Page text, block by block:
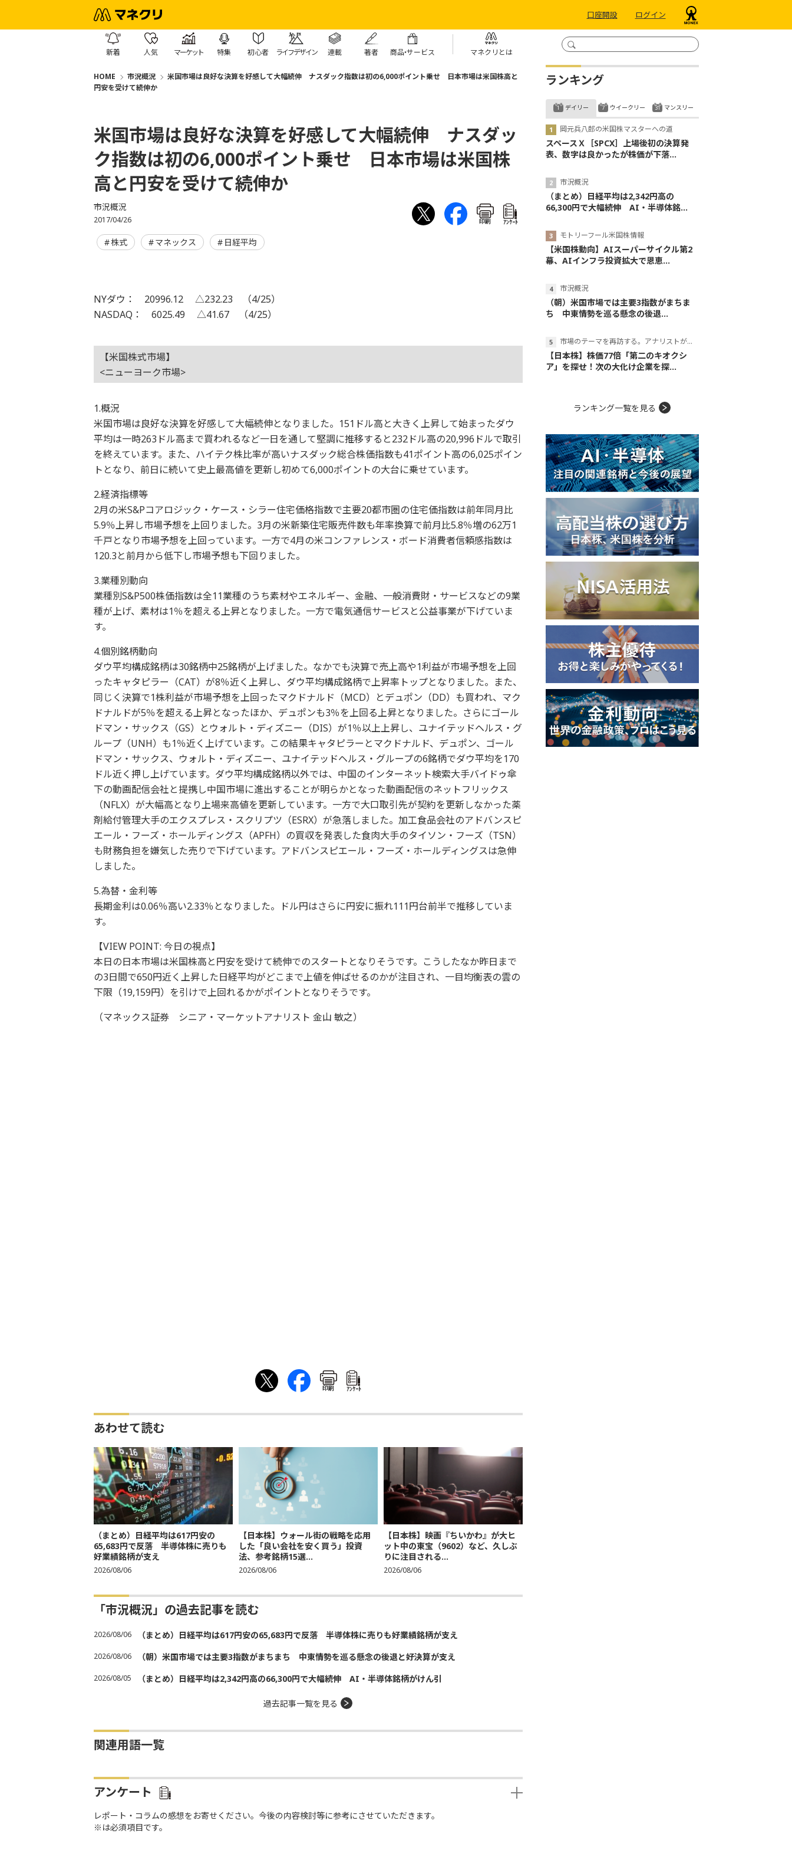
口座開設 ログイン
新着 人気 マーケット 特集 初心者 ライフデザイン 連載 著者 商品・サービス マネクリとは
HOME 市況概況
米国市場は良好な決算を好感して大幅続伸 ナスダック指数は初の6,000ポイント乗せ 日本市場は米国株高と
円安を受けて続伸か
米国市場は良好な決算を好感して大幅続伸 ナスダッ
ク指数は初の6,000ポイント乗せ 日本市場は米国株
高と円安を受けて続伸か
市況概況
2017/04/26 印刷 ｱﾝｹｰﾄ
株式 マネックス 日経平均
NYダウ： 20996.12 △232.23 （4/25）
NASDAQ： 6025.49 △41.67 （4/25）
【米国株式市場】
<ニューヨーク市場>
1.概況
米国市場は良好な決算を好感して大幅続伸となりました。151ドル高と大きく上昇して始まったダウ
平均は一時263ドル高まで買われるなど一日を通して堅調に推移すると232ドル高の20,996ドルで取引
を終えています。また、ハイテク株比率が高いナスダック総合株価指数も41ポイント高の6,025ポイン
トとなり、前日に続いて史上最高値を更新し初めて6,000ポイントの大台に乗せています。
2.経済指標等
2月の米S&Pコアロジック・ケース・シラー住宅価格指数で主要20都市圏の住宅価指数は前年同月比
5.9％上昇し市場予想を上回りました。3月の米新築住宅販売件数も年率換算で前月比5.8％増の62万1
千戸となり市場予想を上回っています。一方で4月の米コンファレンス・ボード消費者信頼感指数は
120.3と前月から低下し市場予想も下回りました。
3.業種別動向
業種別S&P500株価指数は全11業種のうち素材やエネルギー、金融、一般消費財・サービスなどの9業
種が上げ、素材は1％を超える上昇となりました。一方で電気通信サービスと公益事業が下げていま
す。
4.個別銘柄動向
ダウ平均構成銘柄は30銘柄中25銘柄が上げました。なかでも決算で売上高や1利益が市場予想を上回
ったキャタピラー（CAT）が8％近く上昇し、ダウ平均構成銘柄で上昇率トップとなりました。また、
同じく決算で1株利益が市場予想を上回ったマクドナルド（MCD）とデュポン（DD）も買われ、マク
ドナルドが5％を超える上昇となったほか、デュポンも3％を上回る上昇となりました。さらにゴール
ドマン・サックス（GS）とウォルト・ディズニー（DIS）が1％以上上昇し、ユナイテッドヘルス・グ
ループ（UNH）も1％近く上げています。この結果キャタピラーとマクドナルド、デュポン、ゴール
ドマン・サックス、ウォルト・ディズニー、ユナイテッドヘルス・グループの6銘柄でダウ平均を170
ドル近く押し上げています。ダウ平均構成銘柄以外では、中国のインターネット検索大手バイドゥ傘
下の動画配信会社と提携し中国市場に進出することが明らかとなった動画配信のネットフリックス
（NFLX）が大幅高となり上場来高値を更新しています。一方で大口取引先が契約を更新しなかった薬
剤給付管理大手のエクスプレス・スクリプツ（ESRX）が急落しました。加工食品会社のアドバンスピ
エール・フーズ・ホールディングス（APFH）の買収を発表した食肉大手のタイソン・フーズ（TSN）
も財務負担を嫌気した売りで下げています。アドバンスピエール・フーズ・ホールディングスは急伸
しました。
5.為替・金利等
長期金利は0.06％高い2.33％となりました。ドル円はさらに円安に振れ111円台前半で推移していま
す。
【VIEW POINT: 今日の視点】
本日の日本市場は米国株高と円安を受けて続伸でのスタートとなりそうです。こうしたなか昨日まで
の3日間で650円近く上昇した日経平均がどこまで上値を伸ばせるのかが注目され、一目均衡表の雲の
下限（19,159円）を引けで上回れるかがポイントとなりそうです。
（マネックス証券 シニア・マーケットアナリスト 金山 敏之）
印刷 ｱﾝｹｰﾄ
あわせて読む
（まとめ）日経平均は617円安の
65,683円で反落 半導体株に売りも
好業績銘柄が支え
2026/08/06
【日本株】ウォール街の戦略を応用
した「良い会社を安く買う」投資
法、参考銘柄15選...
2026/08/06
【日本株】映画『ちいかわ』が大ヒ
ット中の東宝（9602）など、久しぶ
りに注目される...
2026/08/06
「市況概況」の過去記事を読む
2026/08/06 （まとめ）日経平均は617円安の65,683円で反落 半導体株に売りも好業績銘柄が支え
2026/08/06 （朝）米国市場では主要3指数がまちまち 中東情勢を巡る懸念の後退と好決算が支え
2026/08/05 （まとめ）日経平均は2,342円高の66,300円で大幅続伸 AI・半導体銘柄がけん引
過去記事一覧を見る
関連用語一覧
アンケート
レポート・コラムの感想をお寄せください。今後の内容検討等に参考にさせていただきます。
※は必須項目です。
ランキング
デイリー
岡元兵八郎の米国株マスターへの道
スペースＸ［SPCX］上場後初の決算発
表、数字は良かったが株価が下落...
市況概況
（まとめ）日経平均は2,342円高の
66,300円で大幅続伸 AI・半導体銘...
モトリーフール米国株情報
【米国株動向】AIスーパーサイクル第2
幕、AIインフラ投資拡大で恩恵...
市況概況
（朝）米国市場では主要3指数がまちま
ち 中東情勢を巡る懸念の後退...
市場のテーマを再訪する。アナリストが読み解くテーマの本質
【日本株】株価77倍「第二のキオクシ
ア」を探せ！次の大化け企業を探...
ウイークリー マンスリー
ランキング一覧を見る